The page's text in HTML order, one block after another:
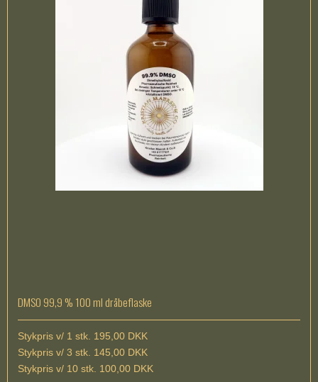
DMSO 99,9 % 100 ml dråbeflaske
Stykpris v/ 1 stk. 195,00 DKK
Stykpris v/ 3 stk. 145,00 DKK
Stykpris v/ 10 stk. 100,00 DKK